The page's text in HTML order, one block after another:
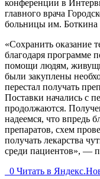
конференции в
главного врача
больницы им.
«Сохранить оказание
благодаря программе
помощи людям,
были закуплены
перестал получать
Поставки начались с
продолжаются.
надеемся, что впредь
препаратов, схем
получать лекарства
среди пациентов», —
0 Читать в Я